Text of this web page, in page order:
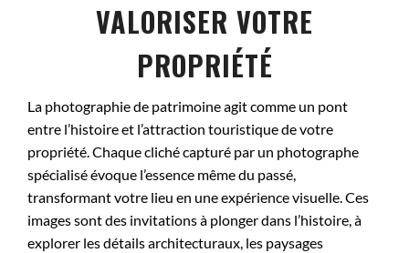
VALORISER VOTRE
PROPRIÉTÉ
La photographie de patrimoine agit comme un pont
entre l’histoire et l’attraction touristique de votre
propriété. Chaque cliché capturé par un photographe
spécialisé évoque l’essence même du passé,
transformant votre lieu en une expérience visuelle. Ces
images sont des invitations à plonger dans l’histoire, à
explorer les détails architecturaux, les paysages